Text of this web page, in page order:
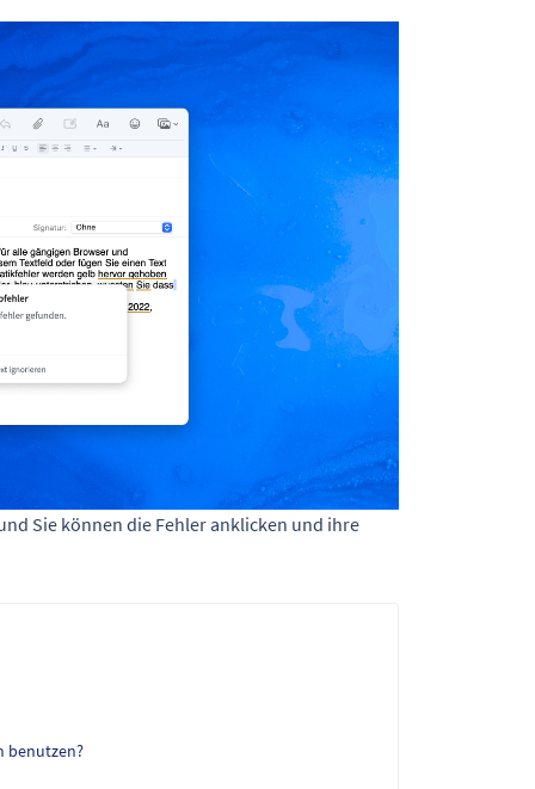
Sie können die Fehler anklicken und ihre
benutzen?